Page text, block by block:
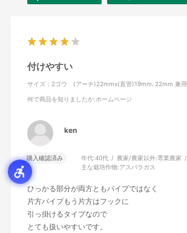
付けやすい
サイズ：2ゴウ (アーチ)22mmx(直管)19mm､22mm 兼用
何で商品を知りましたか:ホームページ
ken
購入確認済み 年代:40代 農家/農家以外:専業農家
主な栽培作物:アスパラガス
ひっかる部分が両方ともパイプではなく
片方パイプもう片方はフックに
引っ掛けるタイプなので
とても扱いやすいです。